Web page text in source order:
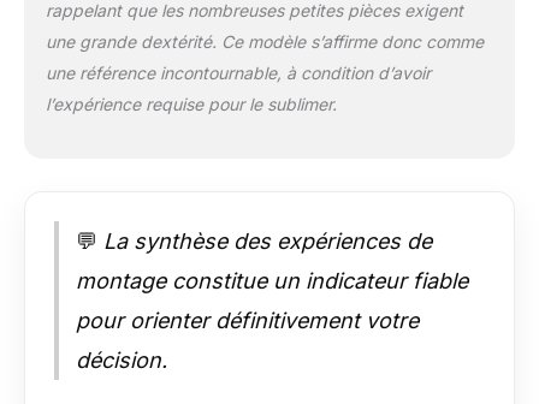
rappelant que les nombreuses petites pièces exigent
une grande dextérité. Ce modèle s’affirme donc comme
une référence incontournable, à condition d’avoir
l’expérience requise pour le sublimer.
💬 La synthèse des expériences de
montage constitue un indicateur fiable
pour orienter définitivement votre
décision.